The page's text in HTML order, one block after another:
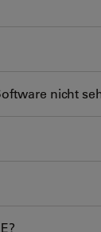
nicht